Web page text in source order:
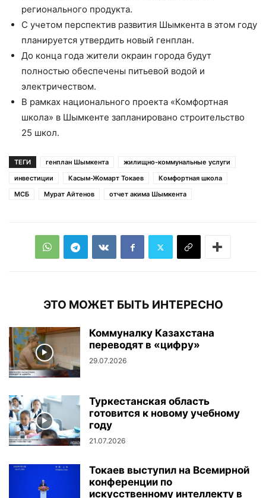
регионального продукта.
С учетом перспектив развития Шымкента в этом году
планируется утвердить новый генплан.
До конца года жители окраин города будут
полностью обеспечены питьевой водой и
электричеством.
В рамках национального проекта «Комфортная
школа» в Шымкенте запланировано строительство
25 школ.
ТЕГИ генплан Шымкента
жилищно-коммунальные услуги
инвестиции
Касым-Жомарт Токаев
Комфортная школа
МСБ
Мурат Айтенов отчет акима Шымкента
ЭТО МОЖЕТ БЫТЬ ИНТЕРЕСНО
Коммуналку Казахстана
переводят в «цифру»
29.07.2026
Туркестанская область
готовится к новому учебному
году
21.07.2026
Токаев выступил на Всемирной
конференции по
искусственному интеллекту в